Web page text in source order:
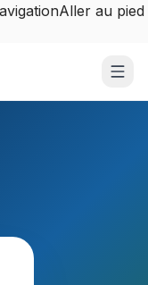
Aller au pied